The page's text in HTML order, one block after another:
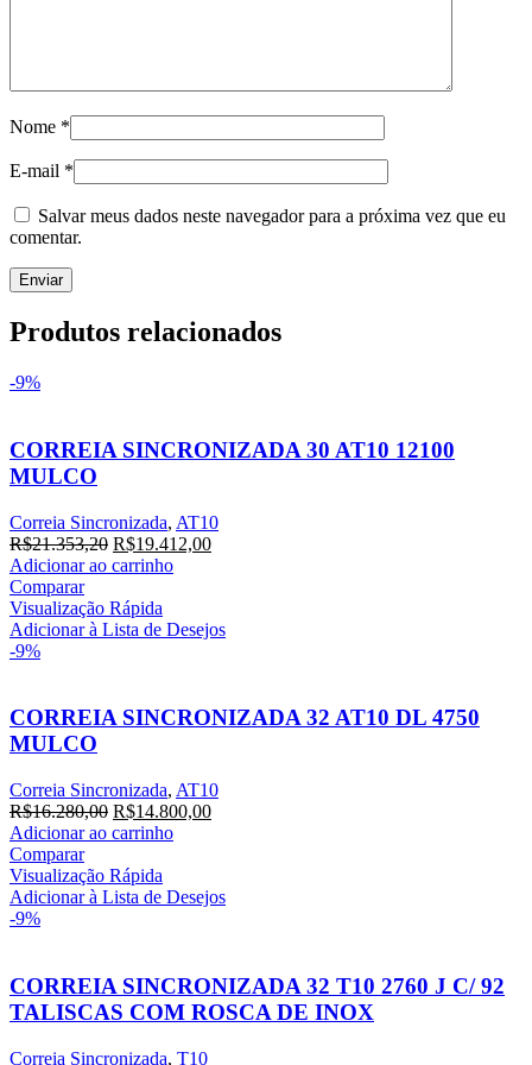
Nome *
E-mail *
Salvar meus dados neste navegador para a próxima vez que eu
comentar.
Produtos relacionados
-9%
CORREIA SINCRONIZADA 30 AT10 12100
MULCO
Correia Sincronizada, AT10
R$21.353,20 O
preço
era:
R$21.353,20.
R$19.412,00O
R$19.412,00.
Adicionar ao carrinho
Comparar
Visualização Rápida
Adicionar à Lista de Desejos
-9%
CORREIA SINCRONIZADA 32 AT10 DL 4750
MULCO
Correia Sincronizada, AT10
R$16.280,00 O
preço
era:
R$16.280,00.
R$14.800,00O
R$14.800,00.
Adicionar ao carrinho
Comparar
Visualização Rápida
Adicionar à Lista de Desejos
-9%
CORREIA SINCRONIZADA 32 T10 2760 J C/ 92
TALISCAS COM ROSCA DE INOX
Correia Sincronizada, T10